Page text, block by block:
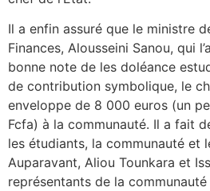
Il a enfin assuré que le ministre
Finances, Alousseini Sanou, qui
bonne note de les doléance
de contribution symbolique, le
enveloppe de 8 000 euros (un
Fcfa) à la communauté. Il a fait
les étudiants, la communauté et
Auparavant, Aliou Tounkara et
représentants de la